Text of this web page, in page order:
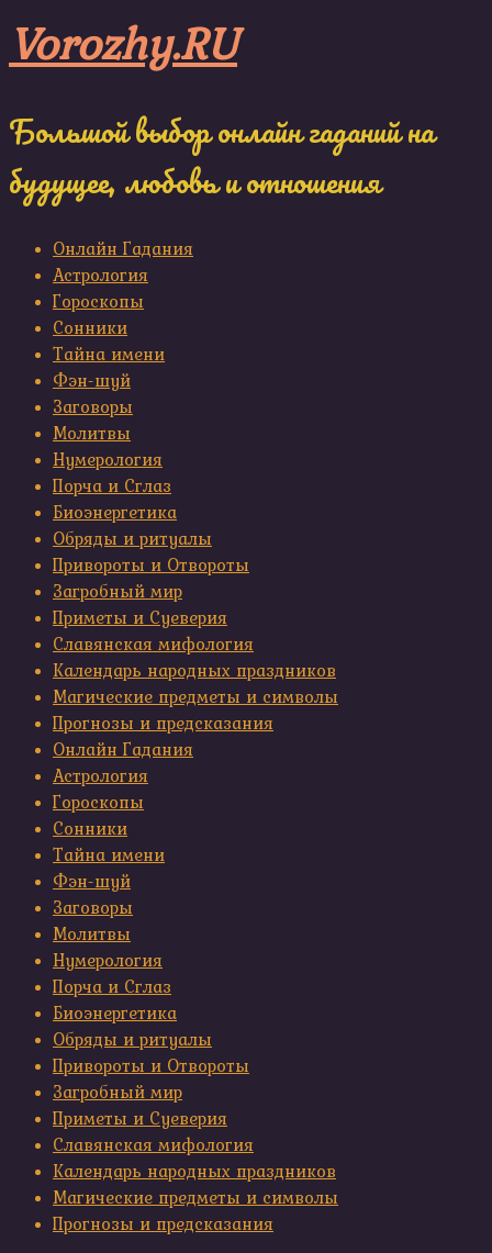
to
content
Vorozhy.RU
Большой выбор онлайн гаданий на
будущее, любовь и отношения
Онлайн Гадания
Астрология
Гороскопы
Сонники
Тайна имени
Фэн-шуй
Заговоры
Молитвы
Нумерология
Порча и Сглаз
Биоэнергетика
Обряды и ритуалы
Привороты и Отвороты
Загробный мир
Приметы и Суеверия
Славянская мифология
Календарь народных праздников
Магические предметы и символы
Прогнозы и предсказания
Онлайн Гадания
Астрология
Гороскопы
Сонники
Тайна имени
Фэн-шуй
Заговоры
Молитвы
Нумерология
Порча и Сглаз
Биоэнергетика
Обряды и ритуалы
Привороты и Отвороты
Загробный мир
Приметы и Суеверия
Славянская мифология
Календарь народных праздников
Магические предметы и символы
Прогнозы и предсказания